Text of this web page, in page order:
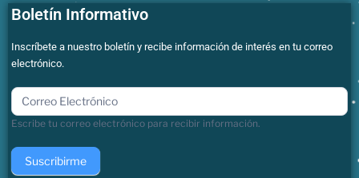
Boletín Informativo
Inscríbete a nuestro boletín y recibe información de interés en tu correo
electrónico.
boletin
Escribe tu correo electrónico para recibir información.
Suscribirme